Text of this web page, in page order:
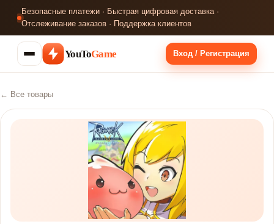
Безопасные платежи · Быстрая цифровая доставка ·
Отслеживание заказов · Поддержка клиентов
YouToGame Вход / Регистрация
← Все товары